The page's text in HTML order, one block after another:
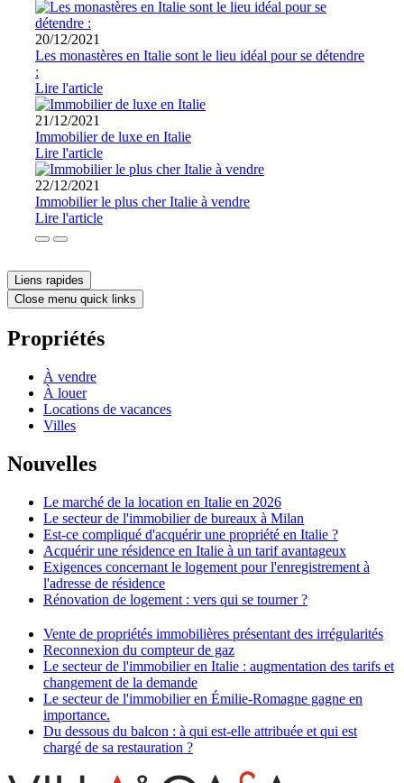
20/12/2021
Les monastères en Italie sont le lieu idéal pour se détendre
:
Lire l'article
21/12/2021
Immobilier de luxe en Italie
Lire l'article
22/12/2021
Immobilier le plus cher Italie à vendre
Lire l'article
Liens rapides
Close menu quick links
Propriétés
À vendre
À louer
Locations de vacances
Villes
Nouvelles
Le marché de la location en Italie en 2026
Le secteur de l'immobilier de bureaux à Milan
Est-ce compliqué d'acquérir une propriété en Italie ?
Acquérir une résidence en Italie à un tarif avantageux
Exigences concernant le logement pour l'enregistrement à
l'adresse de résidence
Rénovation de logement : vers qui se tourner ?
Vente de propriétés immobilières présentant des irrégularités
Reconnexion du compteur de gaz
Le secteur de l'immobilier en Italie : augmentation des tarifs et
changement de la demande
Le secteur de l'immobilier en Émilie-Romagne gagne en
importance.
Du dessous du balcon : à qui est-elle attribuée et qui est
chargé de sa restauration ?